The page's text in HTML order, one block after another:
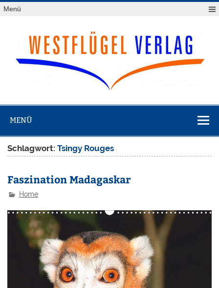
Zum
Inhalt
Menü
Verlag
MENÜ
Schlagwort:Tsingy Rouges
Faszination Madagaskar
Home